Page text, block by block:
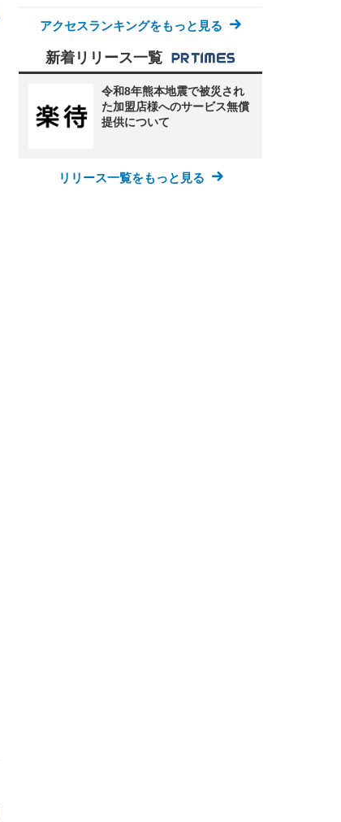
アクセスランキングをもっと見る
新着リリース一覧
令和8年熊本地震で被災され
た加盟店様へのサービス無償
提供について
リリース一覧をもっと見る